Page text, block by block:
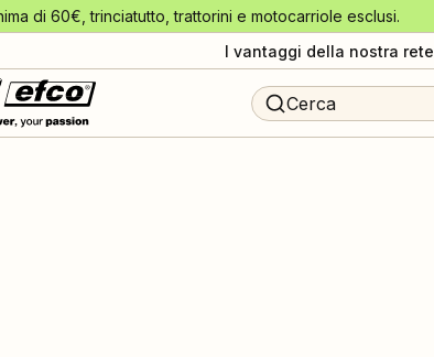
di 60€, trinciatutto, trattorini e motocarriole esclusi.
I vantaggi della nostra rete
Cerca